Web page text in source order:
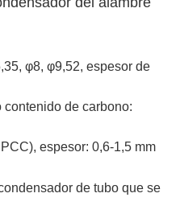
φ8, φ9,52, espesor de
contenido de carbono:
espesor: 0,6-1,5 mm
de tubo que se